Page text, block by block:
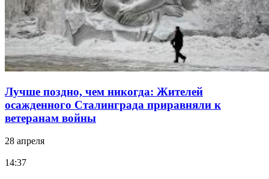
Лучше поздно, чем никогда: Жителей
осажденного Сталинграда приравняли к
ветеранам войны
28 апреля
14:37